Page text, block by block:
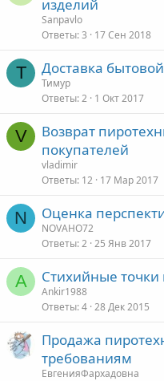
изделий
Sanpavlo
Ответы 3 17 Сен 2018
Т Доставка
Тимур
Ответы 2 1 Окт 2017
V
Возврат
покупателей
vladimir
Ответы 12 17 Мар 2017
N Оценка
NOVAHO72
Ответы 2 25 Янв 2017
A Стихийные
Ankir1988
Ответы 4 28 Дек 2015
Продажа
требованиям
ЕвгенияФархадовна